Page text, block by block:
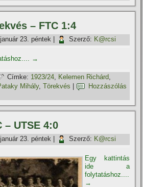
– FTC 1:4
23. péntek Szerző: K@rcsi
→
Címke: 1923/24, Kelemen Richárd,
Mihály,Törekvés
Hozzászólás
– UTSE 4:0
23. péntek Szerző: K@rcsi
Egy kattintás
ide a
folytatáshoz....
→